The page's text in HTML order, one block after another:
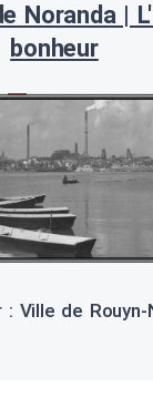
Noranda |
bonheur
Ville de Rouyn-